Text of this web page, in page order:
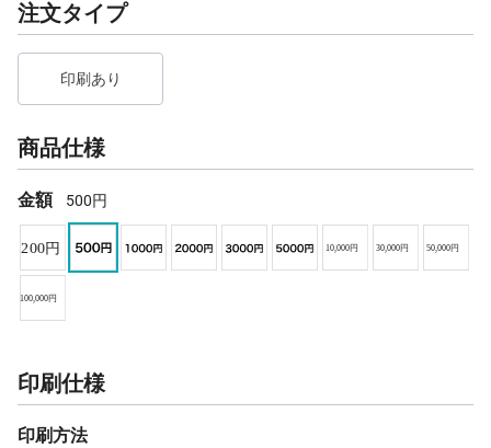
注文タイプ
印刷あり
商品仕様
金額 500円
印刷仕様
印刷方法